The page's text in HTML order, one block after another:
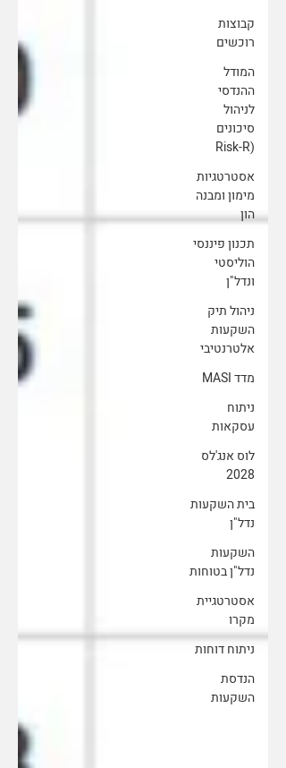
קבוצות
רוכשים
המודל
ההנדסי
לניהול
סיכונים
(Risk-R
אסטרטגיות
מימון ומבנה
הון
תכנון פיננסי
הוליסטי
ונדל"ן
ניהול תיק
השקעות
אלטרנטיבי
מדד MASI
ניתוח
עסקאות
לוס אנג'לס
2028
בית השקעות
נדל"ן
השקעות
נדל"ן בטוחות
אסטרטגיית
מקרו
ניתוח דוחות
הנדסת
השקעות